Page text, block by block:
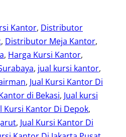
Kantor, Distributor
, Distributor Meja Kantor
, Harga Kursi Kantor
, jual kursi kantor
, Jual Kursi Kantor Di
di Bekasi, Jual kursi
Kursi Kantor Di Depok
, Jual Kursi Kantor Di